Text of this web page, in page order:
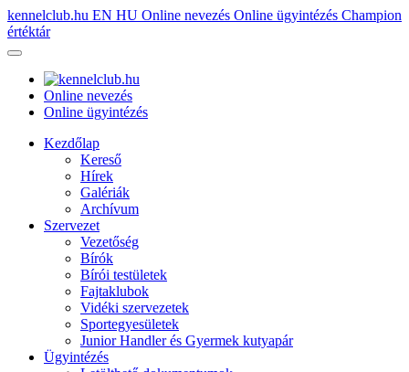
kennelclub.hu EN HU Online nevezés Online ügyintézés Champion
értéktár
Online nevezés
Online ügyintézés
Kezdőlap
Kereső
Hírek
Galériák
Archívum
Szervezet
Vezetőség
Bírók
Bírói testületek
Fajtaklubok
Vidéki szervezetek
Sportegyesületek
Junior Handler és Gyermek kutyapár
Ügyintézés